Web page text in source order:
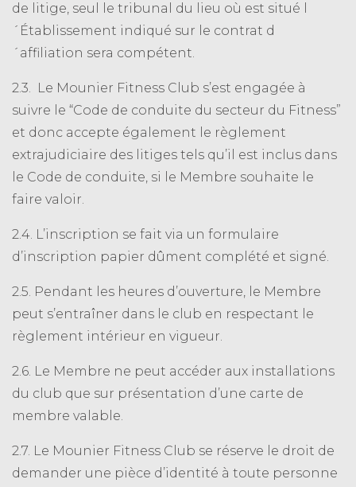
de litige, seul le tribunal du lieu où est situé l
´Établissement indiqué sur le contrat d
´affiliation sera compétent.
2.3. Le Mounier Fitness Club s’est engagée à
suivre le “Code de conduite du secteur du Fitness”
et donc accepte également le règlement
extrajudiciaire des litiges tels qu’il est inclus dans
le Code de conduite, si le Membre souhaite le
faire valoir.
2.4. L’inscription se fait via un formulaire
d’inscription papier dûment complété et signé.
2.5. Pendant les heures d’ouverture, le Membre
peut s’entraîner dans le club en respectant le
règlement intérieur en vigueur.
2.6. Le Membre ne peut accéder aux installations
du club que sur présentation d’une carte de
membre valable.
2.7. Le Mounier Fitness Club se réserve le droit de
demander une pièce d’identité à toute personne